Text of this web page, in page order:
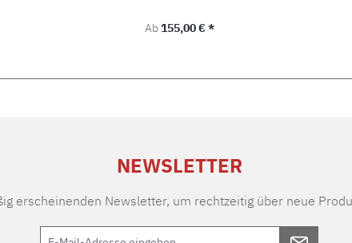
Regulärer Preis:
Ab155,00 € *
NEWSLETTER
erscheinenden Newsletter, um rechtzeitig über neue